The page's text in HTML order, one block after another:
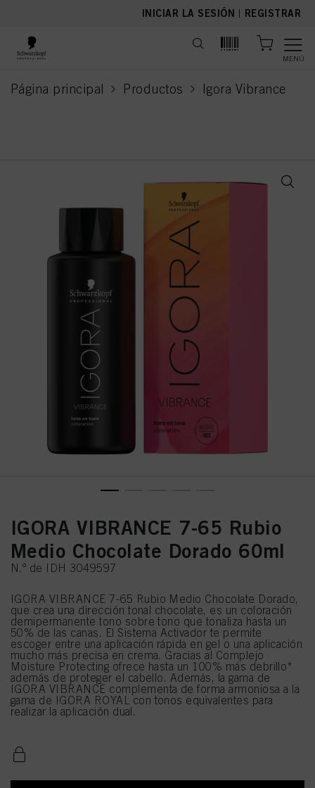
INICIAR LA SESIÓN | REGISTRAR
MENÚ
Página principal Productos Igora Vibrance
current page
IGORA VIBRANCE 7-65 Rubio
Medio Chocolate Dorado 60ml
N.º de IDH 3049597
IGORA VIBRANCE 7-65 Rubio Medio Chocolate Dorado,
que crea una dirección tonal chocolate, es un coloración
demipermanente tono sobre tono que tonaliza hasta un
50% de las canas. El Sistema Activador te permite
escoger entre una aplicación rápida en gel o una aplicación
mucho más precisa en crema. Gracias al Complejo
Moisture Protecting ofrece hasta un 100% más debrillo*
además de proteger el cabello. Además, la gama de
IGORA VIBRANCE complementa de forma armoniosa a la
gama de IGORA ROYAL con tonos equivalentes para
realizar la aplicación dual.